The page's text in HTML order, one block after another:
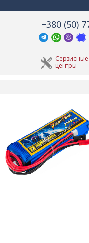
+380 (50)
Сервисные
центры